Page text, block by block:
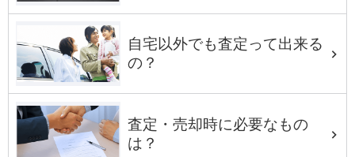
自宅以外でも査定って出来る
の？
査定・売却時に必要なもの
は？